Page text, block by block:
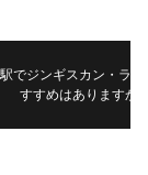
でジンギスカン・ラ
すすめはありますか